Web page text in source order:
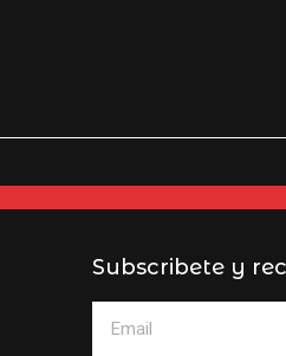
Subscribete y